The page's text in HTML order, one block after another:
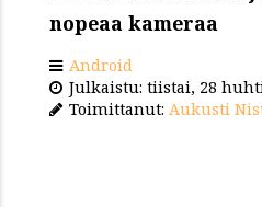
nopeaa kameraa
Android
Julkaistu: tiistai, 28
Toimittanut: Aukusti